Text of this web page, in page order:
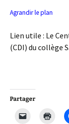
Agrandir le plan
Lien utile : Le
(CDI) du collège
Partager